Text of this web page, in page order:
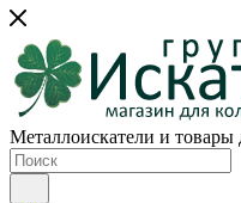
Металлоискатели и товары